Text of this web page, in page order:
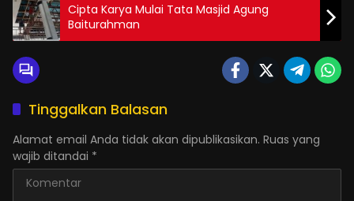
Cipta Karya Mulai Tata Masjid Agung
Baiturahman
Tinggalkan Balasan
Alamat email Anda tidak akan dipublikasikan. Ruas yang
wajib ditandai *